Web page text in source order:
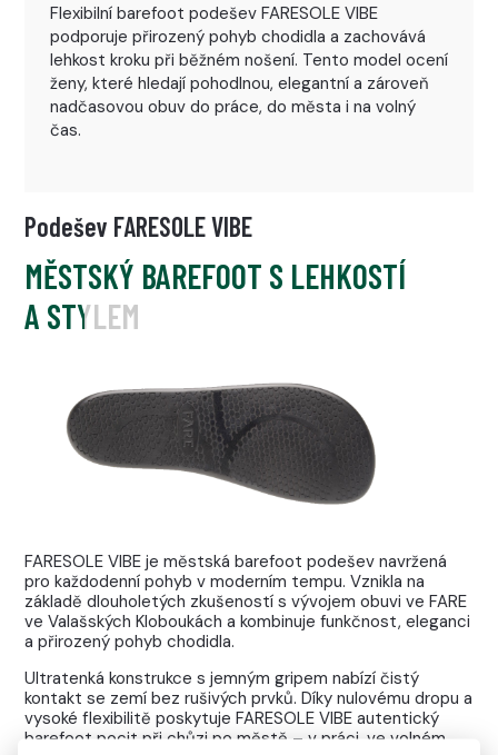
Flexibilní barefoot podešev FARESOLE VIBE
podporuje přirozený pohyb chodidla a zachovává
lehkost kroku při běžném nošení. Tento model ocení
ženy, které hledají pohodlnou, elegantní a zároveň
nadčasovou obuv do práce, do města i na volný
čas.
Podešev FARESOLE VIBE
MĚSTSKÝ BAREFOOT S LEHKOSTÍ
A STYLEM
FARESOLE VIBE je městská barefoot podešev navržená
pro každodenní pohyb v moderním tempu. Vznikla na
základě dlouholetých zkušeností s vývojem obuvi ve FARE
ve Valašských Kloboukách a kombinuje funkčnost, eleganci
a přirozený pohyb chodidla.
Ultratenká konstrukce s jemným gripem nabízí čistý
kontakt se zemí bez rušivých prvků. Díky nulovému dropu a
vysoké flexibilitě poskytuje FARESOLE VIBE autentický
barefoot pocit při chůzi po městě – v práci, ve volném